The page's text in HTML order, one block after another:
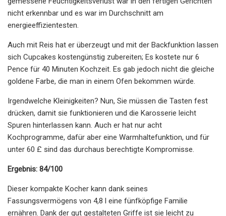
nicht erkennbar und es war im Durchschnitt am
energieeffizientesten.
Auch mit Reis hat er überzeugt und mit der Backfunktion lassen
sich Cupcakes kostengünstig zubereiten; Es kostete nur 6
Pence für 40 Minuten Kochzeit. Es gab jedoch nicht die gleiche
goldene Farbe, die man in einem Ofen bekommen würde.
Irgendwelche Kleinigkeiten? Nun, Sie müssen die Tasten fest
drücken, damit sie funktionieren und die Karosserie leicht
Spuren hinterlassen kann. Auch er hat nur acht
Kochprogramme, dafür aber eine Warmhaltefunktion, und für
unter 60 £ sind das durchaus berechtigte Kompromisse.
Ergebnis: 84/100
Dieser kompakte Kocher kann dank seines
Fassungsvermögens von 4,8 l eine fünfköpfige Familie
ernähren. Dank der gut gestalteten Griffe ist sie leicht zu